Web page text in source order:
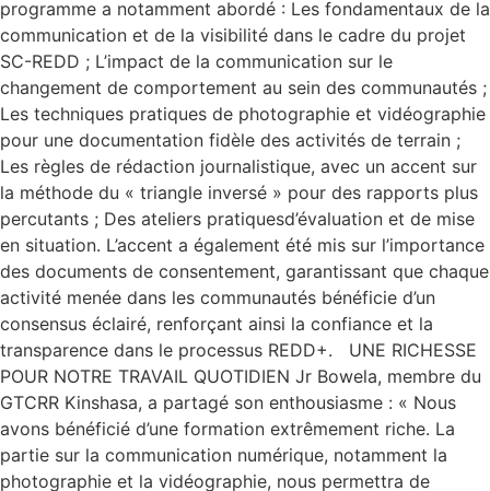
programme a notamment abordé : Les fondamentaux de la
communication et de la visibilité dans le cadre du projet
SC-REDD ; L’impact de la communication sur le
changement de comportement au sein des communautés ;
Les techniques pratiques de photographie et vidéographie
pour une documentation fidèle des activités de terrain ;
Les règles de rédaction journalistique, avec un accent sur
la méthode du « triangle inversé » pour des rapports plus
percutants ; Des ateliers pratiquesd’évaluation et de mise
en situation. L’accent a également été mis sur l’importance
des documents de consentement, garantissant que chaque
activité menée dans les communautés bénéficie d’un
consensus éclairé, renforçant ainsi la confiance et la
transparence dans le processus REDD+. UNE RICHESSE
POUR NOTRE TRAVAIL QUOTIDIEN Jr Bowela, membre du
GTCRR Kinshasa, a partagé son enthousiasme : « Nous
avons bénéficié d’une formation extrêmement riche. La
partie sur la communication numérique, notamment la
photographie et la vidéographie, nous permettra de